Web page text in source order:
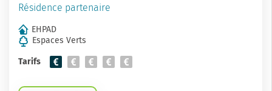
Résidence partenaire
EHPAD
Espaces Verts
Tarifs